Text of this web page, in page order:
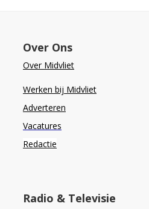
Over Ons
Over Midvliet
Werken bij Midvliet
Adverteren
Vacatures
Redactie
Radio & Televisie